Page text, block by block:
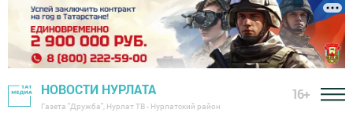
НОВОСТИ НУРЛАТА
Газета "Дружба", Нурлат ТВ - Нурлатский район
16+